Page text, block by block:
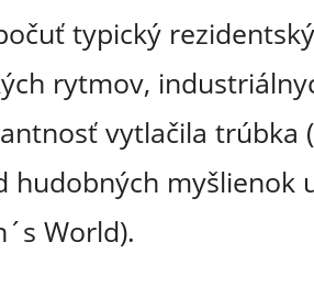
typický
rytmov,
vytlačila trúbka
hudobných
World).